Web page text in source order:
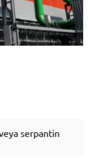
serpantin